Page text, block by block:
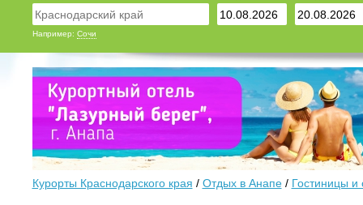
Например: Сочи
Курорты Краснодарского края / Отдых в Анапе/ Гостиницы